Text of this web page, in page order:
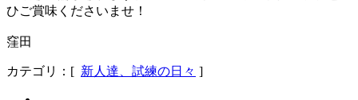
ひご賞味くださいませ！
窪田
カテゴリ：[ 新人達、試練の日々 ]